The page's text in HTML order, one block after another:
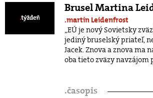
Brusel Martina
.martin Leidenfrost
„EÚ je nový Sovietsky
jediný bruselský priateľ,
Jacek. Znova a znova ma
oba tieto zväzy navzájom
.časopis